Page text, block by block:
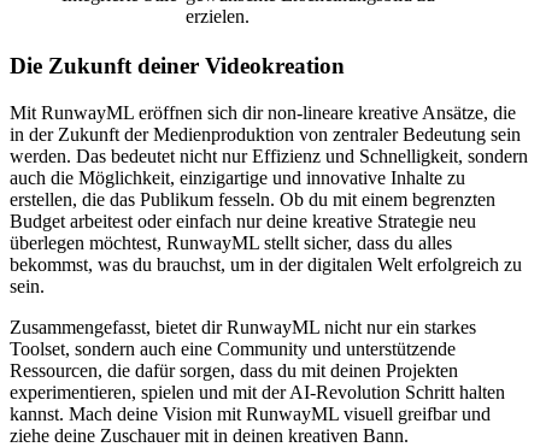
erzielen.
Die Zukunft deiner Videokreation
Mit RunwayML eröffnen sich dir non-lineare kreative Ansätze, die
in der Zukunft der Medienproduktion von zentraler Bedeutung sein
werden. Das bedeutet nicht nur Effizienz und Schnelligkeit, sondern
auch die Möglichkeit, einzigartige und innovative Inhalte zu
erstellen, die das Publikum fesseln. Ob du mit einem begrenzten
Budget arbeitest oder einfach nur deine kreative Strategie neu
überlegen möchtest, RunwayML stellt sicher, dass du alles
bekommst, was du brauchst, um in der digitalen Welt erfolgreich zu
sein.
Zusammengefasst, bietet dir RunwayML nicht nur ein starkes
Toolset, sondern auch eine Community und unterstützende
Ressourcen, die dafür sorgen, dass du mit deinen Projekten
experimentieren, spielen und mit der AI-Revolution Schritt halten
kannst. Mach deine Vision mit RunwayML visuell greifbar und
ziehe deine Zuschauer mit in deinen kreativen Bann.